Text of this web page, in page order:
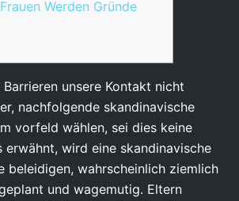
Werden Gründe
unsere Kontakt nicht
nachfolgende skandinavische
vorfeld wählen, sei dies keine
erwähnt, wird eine skandinavische
beleidigen, wahrscheinlich ziemlich
und wagemutig. Eltern